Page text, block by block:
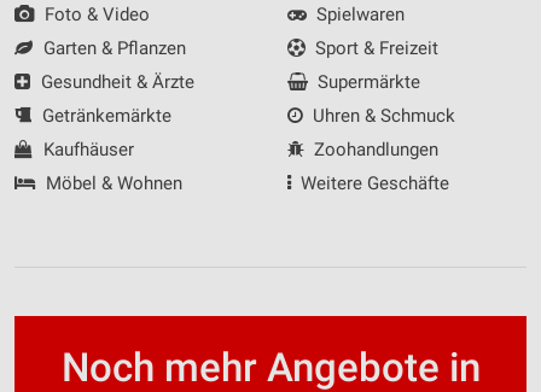
Foto & Video
Garten & Pflanzen
Gesundheit & Ärzte
Getränkemärkte
Kaufhäuser
Möbel & Wohnen
Spielwaren
Sport & Freizeit
Supermärkte
Uhren & Schmuck
Zoohandlungen
Weitere Geschäfte
Noch mehr Angebote in
Notwendig
Funktional
Werbung